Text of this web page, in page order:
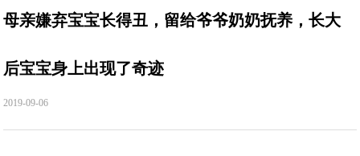
母亲嫌弃宝宝长得丑，留给爷爷奶奶抚养，长大
后宝宝身上出现了奇迹
2019-09-06